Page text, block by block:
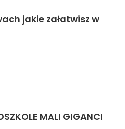
jakie załatwisz w
MALI GIGANCI